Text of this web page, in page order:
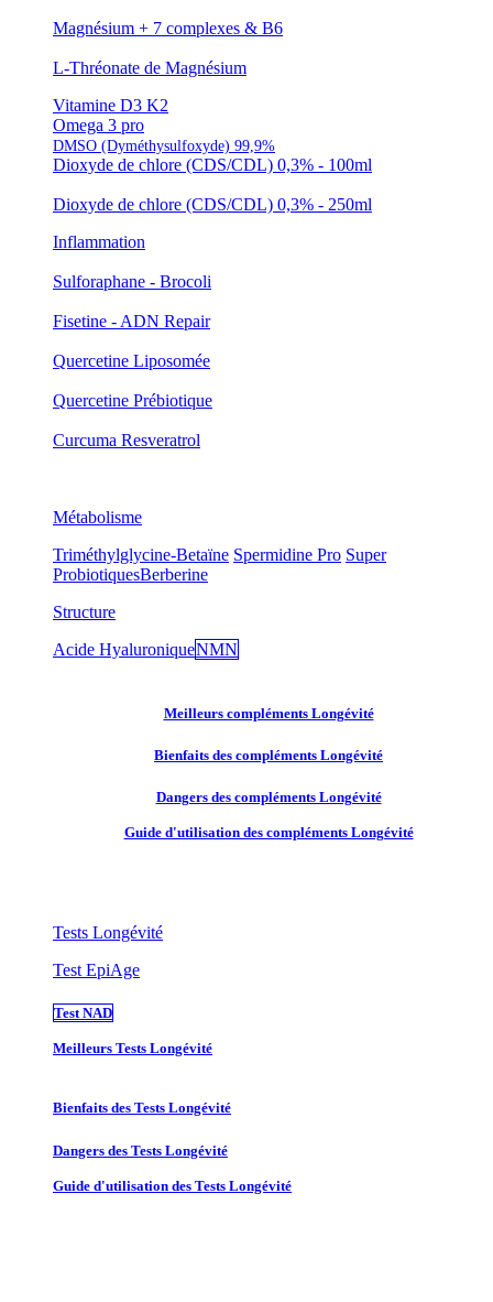
Magnésium + 7 complexes & B6
L-Thréonate de Magnésium
Vitamine D3 K2
Omega 3 pro
DMSO (Dyméthysulfoxyde) 99,9%
Dioxyde de chlore (CDS/CDL) 0,3% - 100ml
Dioxyde de chlore (CDS/CDL) 0,3% - 250ml
Inflammation
Sulforaphane - Brocoli
Fisetine - ADN Repair
Quercetine Liposomée
Quercetine Prébiotique
Curcuma Resveratrol
Métabolisme
Triméthylglycine-Betaïne Spermidine Pro Super
ProbiotiquesBerberine
Structure
Acide HyaluroniqueNMN
Meilleurs compléments Longévité
Bienfaits des compléments Longévité
Dangers des compléments Longévité
Guide d'utilisation des compléments Longévité
Tests Longévité
Test EpiAge
Test NAD
Meilleurs Tests Longévité
Bienfaits des Tests Longévité
Dangers des Tests Longévité
Guide d'utilisation des Tests Longévité